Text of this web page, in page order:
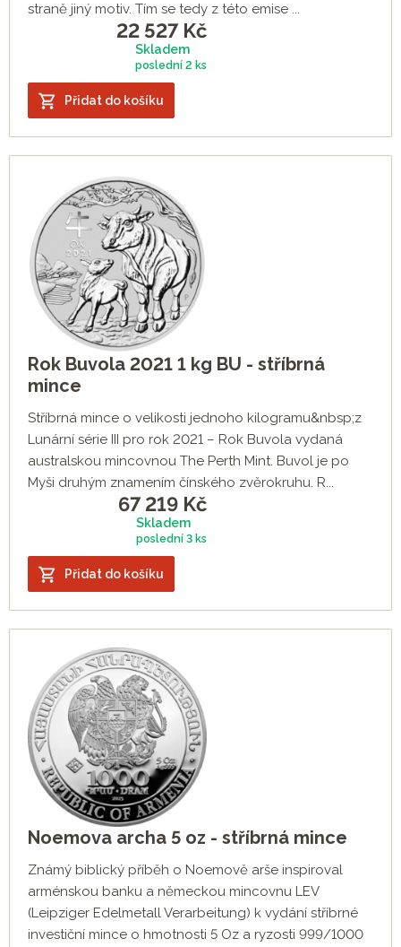
straně jiný motiv. Tím se tedy z této emise ...
22 527 Kč
Skladem
poslední 2 ks
Přidat do košíku
Rok Buvola 2021 1 kg BU - stříbrná
mince
Stříbrná mince o velikosti jednoho kilogramu&nbsp;z
Lunární série III pro rok 2021 – Rok Buvola vydaná
australskou mincovnou The Perth Mint. Buvol je po
Myši druhým znamením čínského zvěrokruhu. R...
67 219 Kč
Skladem
poslední 3 ks
Přidat do košíku
Noemova archa 5 oz - stříbrná mince
Známý biblický příběh o Noemově arše inspiroval
arménskou banku a německou mincovnu LEV
(Leipziger Edelmetall Verarbeitung) k vydání stříbrné
investiční mince o hmotnosti 5 Oz a ryzosti 999/1000